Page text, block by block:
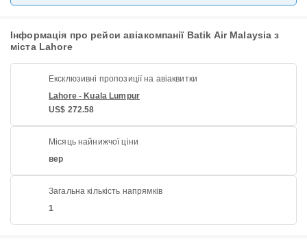
Інформація про рейси авіакомпанії Batik Air Malaysia з
міста Lahore
Ексклюзивні пропозиції на авіаквитки
Lahore - Kuala Lumpur
US$ 272.58
Місяць найнижчої ціни
вер
Загальна кількість напрямків
1